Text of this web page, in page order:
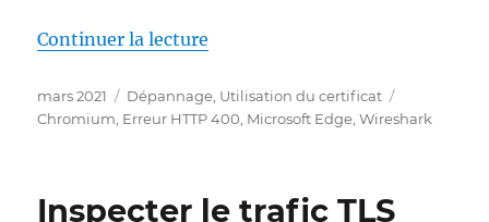
Continuer la lecture
Publié
le
mars 2021 Catégories
Dépannage, Utilisation du certificat
Chromium, Erreur HTTP 400, Microsoft Edge,Wireshark
Inspecter le trafic TLS